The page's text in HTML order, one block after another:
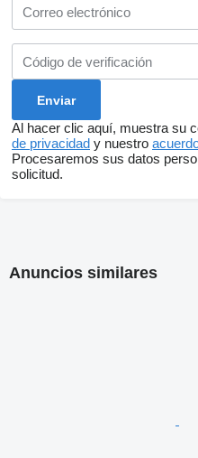
Al hacer clic aquí, muestra su
de privacidad y nuestro
Procesaremos sus datos
solicitud.
Anuncios similares